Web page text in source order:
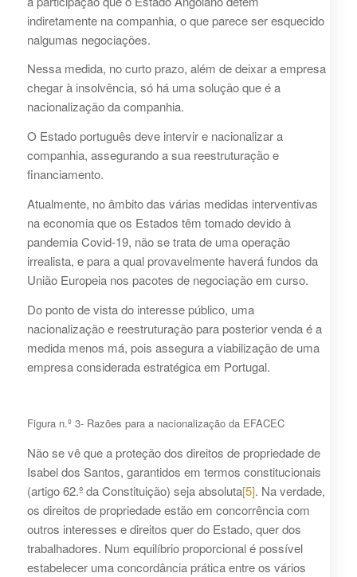
indiretamente na companhia, o que parece ser esquecido
nalgumas negociações.
Nessa medida, no curto prazo, além de deixar a empresa
chegar à insolvência, só há uma solução que é a
nacionalização da companhia.
O Estado português deve intervir e nacionalizar a
companhia, assegurando a sua reestruturação e
financiamento.
Atualmente, no âmbito das várias medidas interventivas
na economia que os Estados têm tomado devido à
pandemia Covid-19, não se trata de uma operação
irrealista, e para a qual provavelmente haverá fundos da
União Europeia nos pacotes de negociação em curso.
Do ponto de vista do interesse público, uma
nacionalização e reestruturação para posterior venda é a
medida menos má, pois assegura a viabilização de uma
empresa considerada estratégica em Portugal.
Figura n.º 3- Razões para a nacionalização da EFACEC
Não se vê que a proteção dos direitos de propriedade de
Isabel dos Santos, garantidos em termos constitucionais
(artigo 62.º da Constituição) seja absoluta[5]. Na verdade,
os direitos de propriedade estão em concorrência com
outros interesses e direitos quer do Estado, quer dos
trabalhadores. Num equilíbrio proporcional é possível
estabelecer uma concordância prática entre os vários